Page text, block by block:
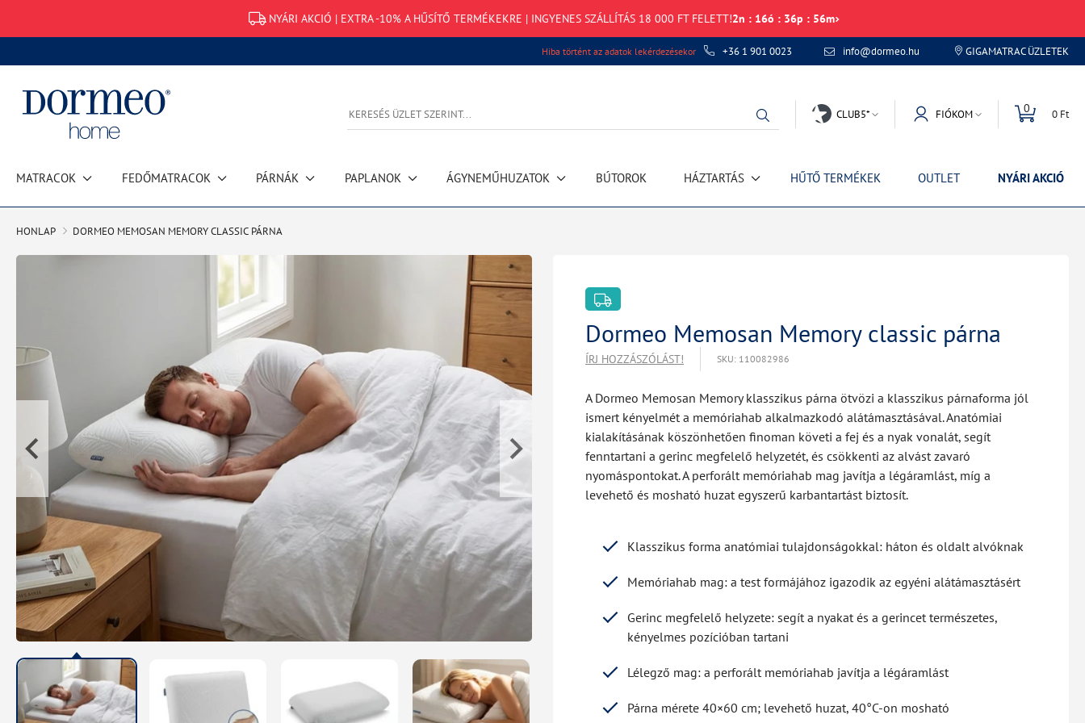
NYÁRI AKCIÓ | EXTRA -10% A HŰSÍTŐ TERMÉKEKRE | INGYENES SZÁLLÍTÁS 18 000 FT FELETT!2n : 16ó : 36p : 56m
Hiba történt az adatok lekérdezésekor +36 1 901 0023 info@dormeo.hu GIGAMATRAC ÜZLETEK
CLUB5* FIÓKOM 0 0 Ft
MATRACOK FEDŐMATRACOK PÁRNÁK PAPLANOK ÁGYNEMŰHUZATOK BÚTOROK HÁZTARTÁS HŰTŐ TERMÉKEK OUTLET NYÁRI AKCIÓ
HONLAP DORMEO MEMOSAN MEMORY CLASSIC PÁRNA
Dormeo Memosan Memory classic párna
ÍRJ HOZZÁSZÓLÁST! SKU: 110082986
A Dormeo Memosan Memory klasszikus párna ötvözi a klasszikus párnaforma jól
ismert kényelmét a memóriahab alkalmazkodó alátámasztásával. Anatómiai
kialakításának köszönhetően finoman követi a fej és a nyak vonalát, segít
fenntartani a gerinc megfelelő helyzetét, és csökkenti az alvást zavaró
nyomáspontokat. A perforált memóriahab mag javítja a légáramlást, míg a
levehető és mosható huzat egyszerű karbantartást biztosít.
Klasszikus forma anatómiai tulajdonságokkal: háton és oldalt alvóknak
Memóriahab mag: a test formájához igazodik az egyéni alátámasztásért
Gerinc megfelelő helyzete: segít a nyakat és a gerincet természetes,
kényelmes pozícióban tartani
Lélegző mag: a perforált memóriahab javítja a légáramlást
Párna mérete 40×60 cm; levehető huzat, 40°C-on mosható